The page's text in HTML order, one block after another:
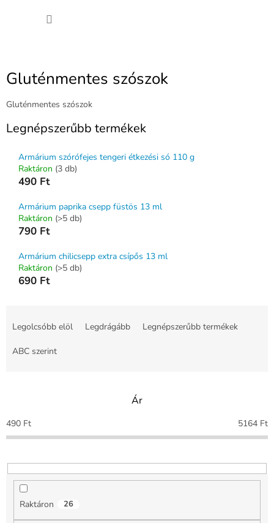
Gluténmentes szószok
Gluténmentes szószok
Legnépszerűbb termékek
Armárium szórófejes tengeri étkezési só 110 g
Raktáron (3 db)
490 Ft
Armárium paprika csepp füstös 13 ml
Raktáron (>5 db)
790 Ft
Armárium chilicsepp extra csípős 13 ml
Raktáron (>5 db)
690 Ft
m
r
e
d
e
Legolcsóbb elöl Legdrágább Legnépszerűbb termékek
ABC szerint
Ár
490 Ft 5164 Ft
Raktáron 26